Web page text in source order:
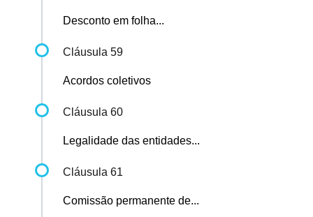
Desconto em folha...
Cláusula 59
Acordos coletivos
Cláusula 60
Legalidade das entidades...
Cláusula 61
Comissão permanente de...